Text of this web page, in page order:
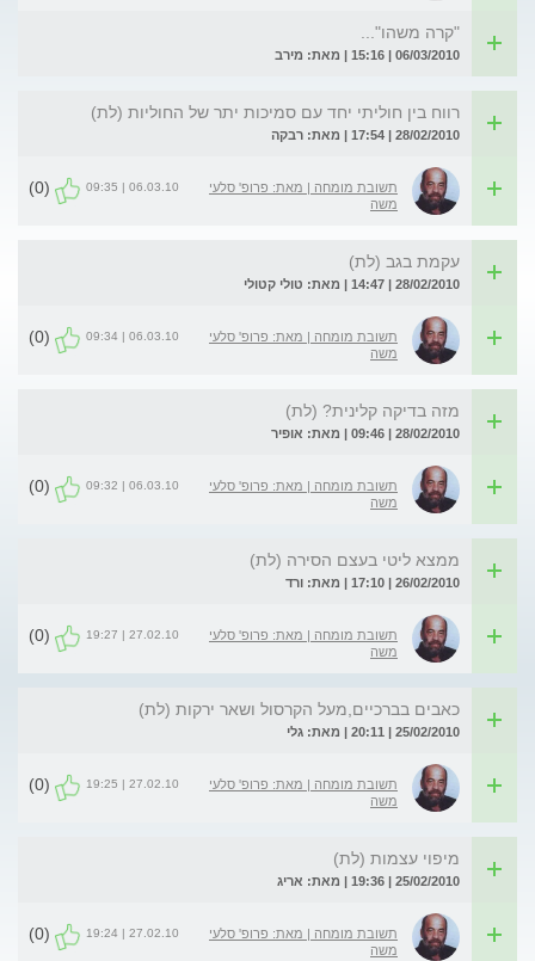
"קרה משהו"...
06/03/2010 | 15:16 | מאת: מירב
רווח בין חוליתי יחד עם סמיכות יתר של החוליות (לת)
28/02/2010 | 17:54 | מאת: רבקה
תשובת מומחה | מאת: פרופ' סלעי
משה
06.03.10 | 09:35
(0)
עקמת בגב (לת)
28/02/2010 | 14:47 | מאת: טולי קטולי
תשובת מומחה | מאת: פרופ' סלעי
משה
06.03.10 | 09:34
(0)
מזה בדיקה קלינית? (לת)
28/02/2010 | 09:46 | מאת: אופיר
תשובת מומחה | מאת: פרופ' סלעי
משה
06.03.10 | 09:32
(0)
ממצא ליטי בעצם הסירה (לת)
26/02/2010 | 17:10 | מאת: ורד
תשובת מומחה | מאת: פרופ' סלעי
משה
27.02.10 | 19:27
(0)
כאבים בברכיים,מעל הקרסול ושאר ירקות (לת)
25/02/2010 | 20:11 | מאת: גלי
תשובת מומחה | מאת: פרופ' סלעי
משה
27.02.10 | 19:25
(0)
מיפוי עצמות (לת)
25/02/2010 | 19:36 | מאת: אריג
תשובת מומחה | מאת: פרופ' סלעי
משה
27.02.10 | 19:24
(0)